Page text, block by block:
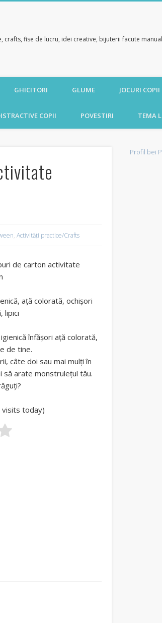
crafts, fise de lucru, idei creative, bijuterii facute manual
GHICITORI GLUME JOCURI COPII
COPII POVESTIRI TEMA
,Activități practice/Crafts
de carton activitate
ață colorată, ochișori
lipici
înfășori ață colorată,
de tine.
câte doi sau mai mulți în
să arate monstrulețul tău.
today)
Profil bei